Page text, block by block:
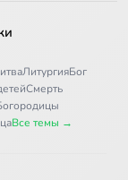
ЛитургияБог
Смерть
Все темы →